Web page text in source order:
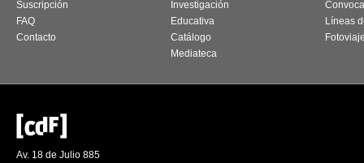
Suscripción
FAQ
Contacto
Investigación
Educativa
Catálogo
Mediateca
Líneas
Av. 18 de Julio 885